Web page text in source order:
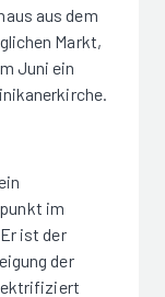
aus dem
Markt,
Juni ein
im
ist der
der